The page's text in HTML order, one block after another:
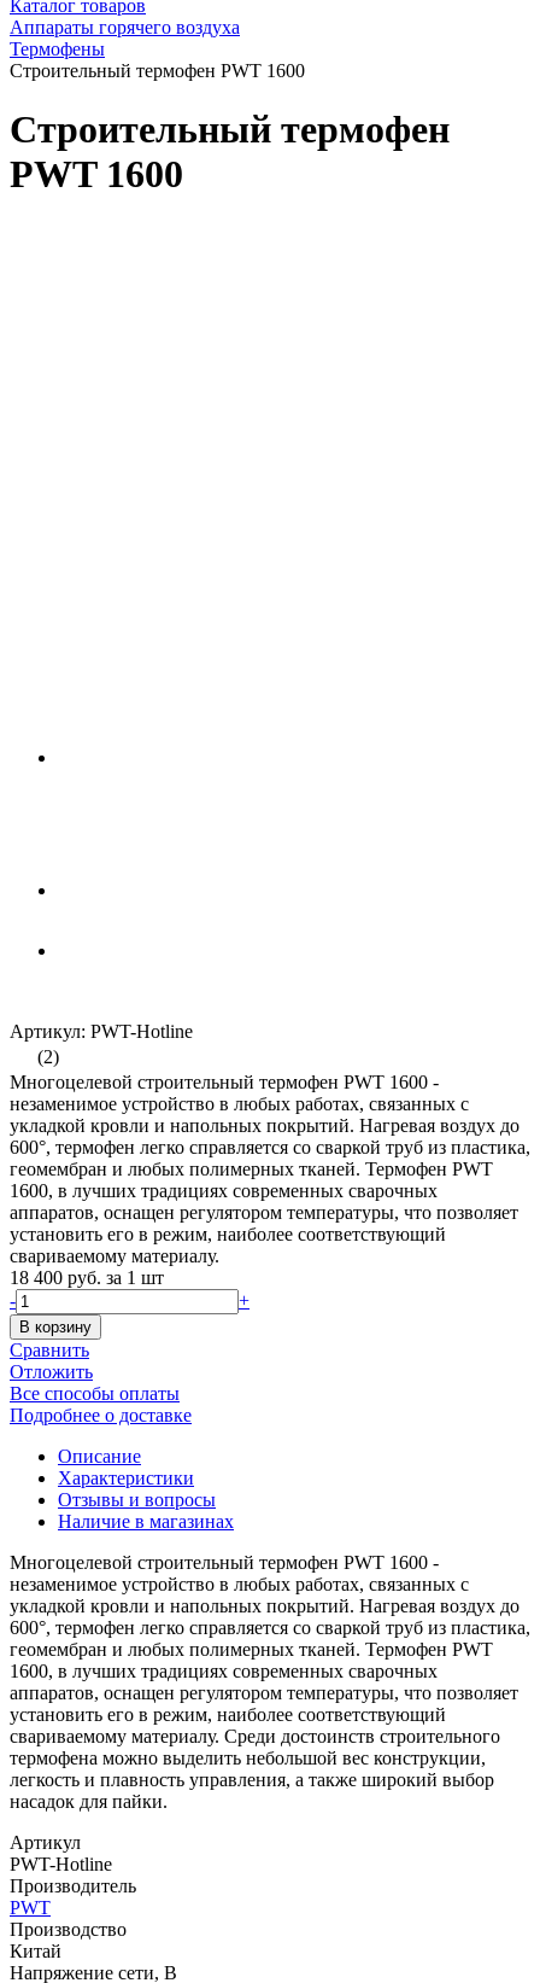
Каталог товаров
Аппараты горячего воздуха
Термофены
Строительный термофен PWT 1600
Строительный термофен
PWT 1600
Артикул: PWT-Hotline
(2)
Многоцелевой строительный термофен PWT 1600 -
незаменимое устройство в любых работах, связанных с
укладкой кровли и напольных покрытий. Нагревая воздух до
600°, термофен легко справляется со сваркой труб из пластика,
геомембран и любых полимерных тканей. Термофен PWT
1600, в лучших традициях современных сварочных
аппаратов, оснащен регулятором температуры, что позволяет
установить его в режим, наиболее соответствующий
свариваемому материалу.
18 400 руб. за 1 шт
-
+
В корзину
Сравнить
Отложить
Все способы оплаты
Подробнее о доставке
Описание
Характеристики
Отзывы и вопросы
Наличие в магазинах
Многоцелевой строительный термофен PWT 1600 -
незаменимое устройство в любых работах, связанных с
укладкой кровли и напольных покрытий. Нагревая воздух до
600°, термофен легко справляется со сваркой труб из пластика,
геомембран и любых полимерных тканей. Термофен PWT
1600, в лучших традициях современных сварочных
аппаратов, оснащен регулятором температуры, что позволяет
установить его в режим, наиболее соответствующий
свариваемому материалу. Среди достоинств строительного
термофена можно выделить небольшой вес конструкции,
легкость и плавность управления, а также широкий выбор
насадок для пайки.
Артикул
PWT-Hotline
Производитель
PWT
Производство
Китай
Напряжение сети, В